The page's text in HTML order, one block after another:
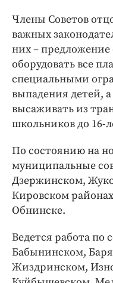
Члены Советов
важных
них – предложение
оборудовать все
специальными
выпадения детей,
высаживать из
школьников до 16-
По состоянию на
муниципальные
Дзержинском,
Кировском
Обнинске.
Ведется работа по
Бабынинском,
Жиздринском,